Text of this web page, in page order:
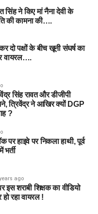
सिंह ने किए मां नैना देवी के
की कामना की….
दो पक्षों के बीच खूनी संघर्ष का
वायरल….
सिंह रावत और डीजीपी
त्रिवेंद्र ने आखिर क्यों DGP
?
पर हाइवे पर निकला हाथी, पूर्व
ago
शराबी शिक्षक का वीडियो
रहा वायरल !